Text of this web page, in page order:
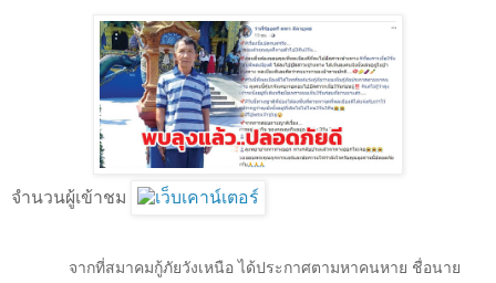
จำนวนผู้เข้าชม
จากที่สมาคมกู้ภัยวังเหนือ ได้ประกาศตามหาคนหาย ชื่อนาย